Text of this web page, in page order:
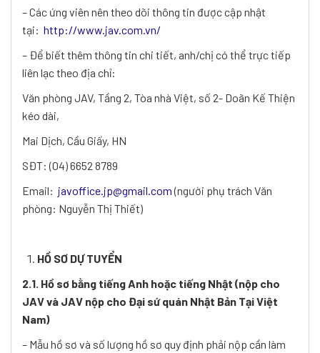
– Các ứng viên nên theo dõi thông tin được cập nhật
tại: http://www.jav.com.vn/
– Để biết thêm thông tin chi tiết, anh/chị có thể trực tiếp
liên lạc theo địa chỉ:
Văn phòng JAV, Tầng 2, Tòa nhà Việt, số 2- Doãn Kế Thiện
kéo dài,
Mai Dịch, Cầu Giấy, HN
SĐT: (04) 6652 8789
Email: javoffice.jp@gmail.com(người phụ trách Văn
phòng: Nguyễn Thị Thiết)
HỒ SƠ DỰ TUYỂN
2.1. Hồ sơ bằng tiếng Anh hoặc tiếng Nhật (nộp cho
JAV và JAV nộp cho Đại sứ quán Nhật Bản Tại Việt
Nam)
– Mẫu hồ sơ và số lượng hồ sơ quy định phải nộp cần làm